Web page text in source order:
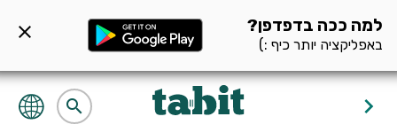
למה ככה בדפדפן?
באפליקציה יותר כיף :)
close
keyboard_arrow_right
search